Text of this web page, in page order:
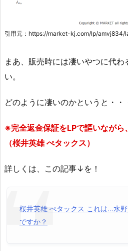
引用元：https://market-kj.com/lp/amvj834/
まあ、販売時には凄いやつに代
い。
どのように凄いのかというと・・
※完全返金保証をLPで謳いながら
（桜井英雄 ぺタックス）
詳しくは、この記事↓を！
桜井英雄 ぺタックス これは…水
ですか？